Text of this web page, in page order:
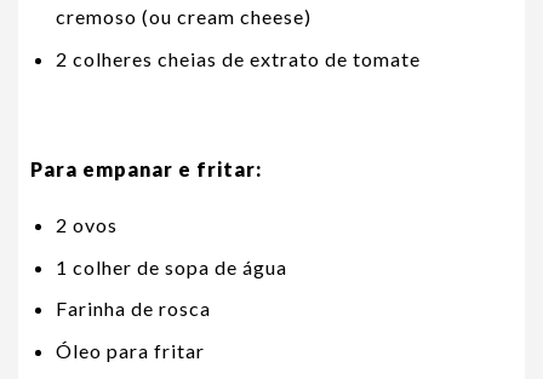
cremoso (ou cream cheese)
2 colheres cheias de extrato de tomate
Para empanar e fritar:
2 ovos
1 colher de sopa de água
Farinha de rosca
Óleo para fritar